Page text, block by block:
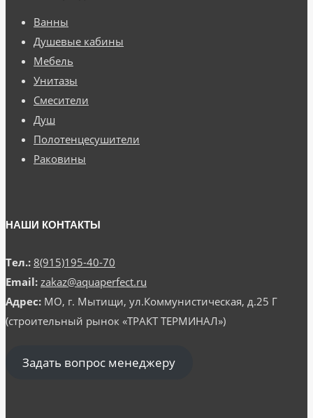
Ванны
Душевые кабины
Мебель
Унитазы
Смесители
Душ
Полотенцесушители
Раковины
НАШИ КОНТАКТЫ
Тел.: 8(915)195-40-70
Email: zakaz@aquaperfect.ru
Адрес: МО, г. Мытищи, ул.Коммунистическая, д.25 Г
(строительный рынок «ТРАКТ ТЕРМИНАЛ»)
Задать вопрос менеджеру